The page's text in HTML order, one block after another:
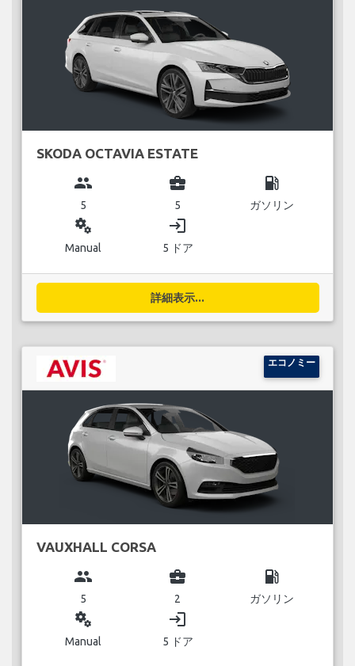
SKODA OCTAVIA ESTATE
group
5
business_center
5
local_gas_station
ガソリン
miscellaneous_services
Manual
login
5 ドア
詳細表示...
エコノミー
VAUXHALL CORSA
group
5
business_center
2
local_gas_station
ガソリン
miscellaneous_services
Manual
login
5 ドア